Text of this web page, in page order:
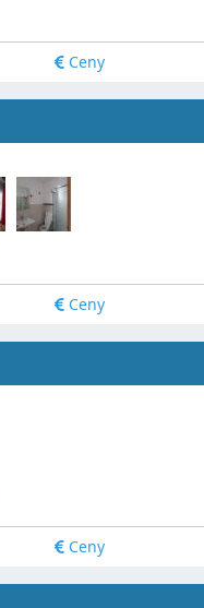
Ceny
Ceny
Ceny